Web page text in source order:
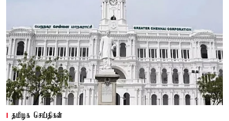
தமிழக செய்திகள்